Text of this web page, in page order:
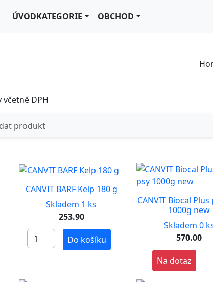
ÚVODKATEGORIE OBCHOD
včetně DPH
CANVIT BARF Kelp 180 g
Skladem 1 ks
253.90
Do košíku
CANVIT Biocal
1000g new
Skladem 0
570.00
Na dotaz